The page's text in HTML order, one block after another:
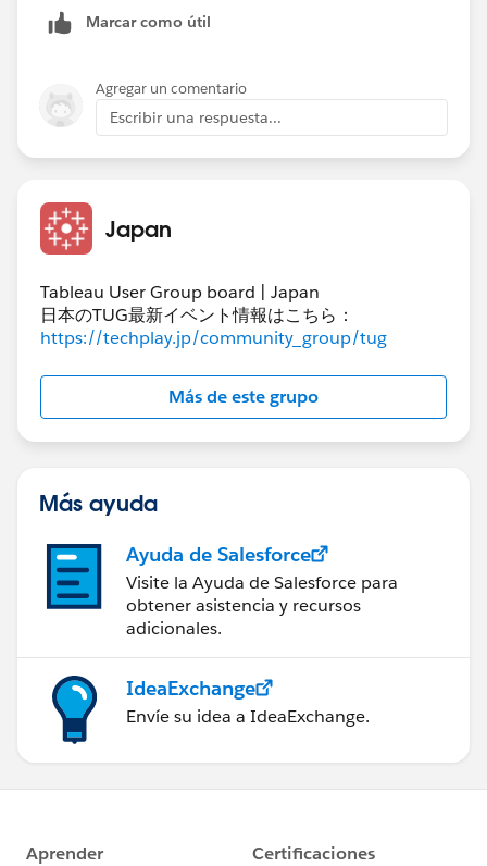
Marcar como útil
Agregar un comentario
Escribir una respuesta...
Japan
Tableau User Group board | Japan
日本のTUG最新イベント情報はこちら：
https://techplay.jp/community_group/tug
Más de este grupo
Más ayuda
Ayuda de Salesforce
Visite la Ayuda de Salesforce para
obtener asistencia y recursos
adicionales.
IdeaExchange
Envíe su idea a IdeaExchange.